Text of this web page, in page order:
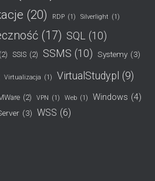
(20) RDP (1) Silverlight (1)
(17) SQL (10)
(2) SSIS (2) SSMS (10) Systemy (3)
Virtualizacja (1) VirtualStudy.pl (9)
(2) VPN (1) Web (1) Windows (4)
(3) WSS (6)